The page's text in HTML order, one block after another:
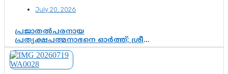
ചുണക്കുട്ടൻ
July 20, 2026
പ്രജാതൽപരനായ
പ്രത്യക്ഷപത്മനാഭനെ ഓർത്ത്; ശ്രീ
ചിത്തിര തിരുനാൾ മഹാരാജാവിന്റെ
35-ാം നാടുനീങ്ങൽ ദിനം ഇന്ന്